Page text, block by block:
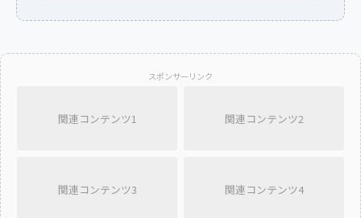
スポンサーリンク
関連コンテンツ1 関連コンテンツ2
関連コンテンツ3 関連コンテンツ4